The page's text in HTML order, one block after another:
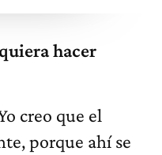
hacer
creo que el
porque ahí se